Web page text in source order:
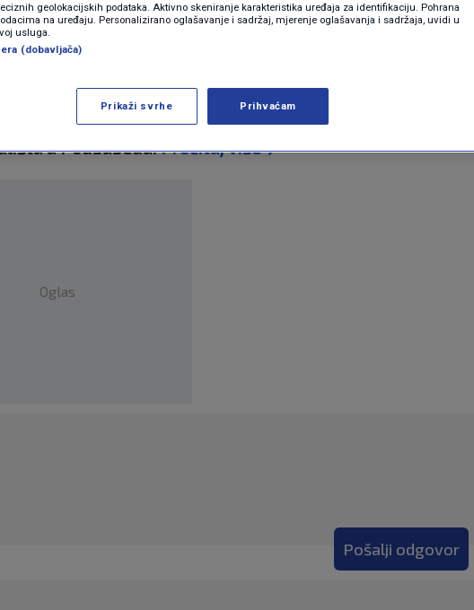
nevremenu u Zagrebu 26. ožujka vjetar srušio stablo
u Podsusedu.Pročitaj više
Oglas
Pošalji odgovor
geolokacijskih podataka. Aktivno skeniranje karakteristika uređaja za identifikaciju. Pohrana
na uređaju. Personalizirano oglašavanje i sadržaj, mjerenje oglašavanja i sadržaja, uvidi u
usluga.
(dobavljača)
Prikaži svrhe Prihvaćam